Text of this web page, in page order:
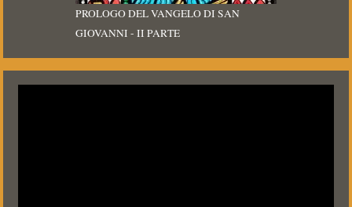
PROLOGO DEL VANGELO DI SAN
GIOVANNI - II PARTE